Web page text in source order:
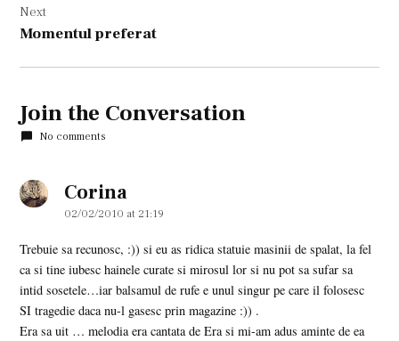
Next
Momentul preferat
Join the Conversation
No comments
Corina
02/02/2010 at 21:19
Trebuie sa recunosc, :)) si eu as ridica statuie masinii de spalat, la fel
ca si tine iubesc hainele curate si mirosul lor si nu pot sa sufar sa
intid sosetele…iar balsamul de rufe e unul singur pe care il folosesc
SI tragedie daca nu-l gasesc prin magazine :)) .
Era sa uit … melodia era cantata de Era si mi-am adus aminte de ea